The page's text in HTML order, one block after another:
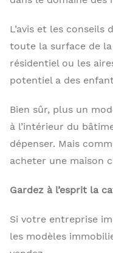
L’avis et les
toute la surface de
résidentiel ou les
potentiel a des
Bien sûr, plus un
à l’intérieur du
dépenser. Mais
acheter une maison
Gardez à l’esprit la
Si votre entreprise
les modèles